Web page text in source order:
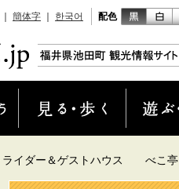
簡体字 한국어 配色
ライダー＆ゲストハウス べこ亭